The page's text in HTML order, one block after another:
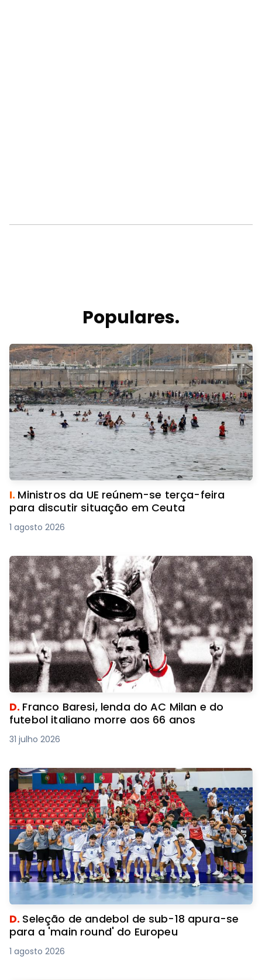
Populares.
I. Ministros da UE reúnem-se terça-feira
para discutir situação em Ceuta
1 agosto 2026
D. Franco Baresi, lenda do AC Milan e do
futebol italiano morre aos 66 anos
31 julho 2026
D. Seleção de andebol de sub-18 apura-se
para a 'main round' do Europeu
1 agosto 2026